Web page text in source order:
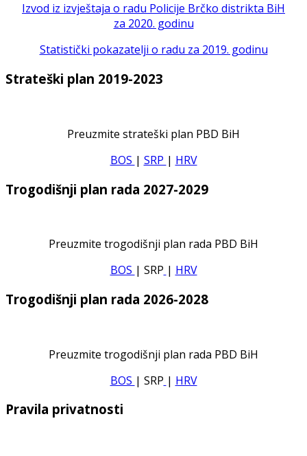
Izvod iz izvještaja o radu Policije Brčko distrikta BiH
za 2020. godinu
Statistički pokazatelji o radu za 2019. godinu
Strateški plan 2019-2023
Preuzmite strateški plan PBD BiH
BOS | SRP | HRV
Trogodišnji plan rada 2027-2029
Preuzmite trogodišnji plan rada PBD BiH
BOS | SRP | HRV
Trogodišnji plan rada 2026-2028
Preuzmite trogodišnji plan rada PBD BiH
BOS | SRP | HRV
Pravila privatnosti